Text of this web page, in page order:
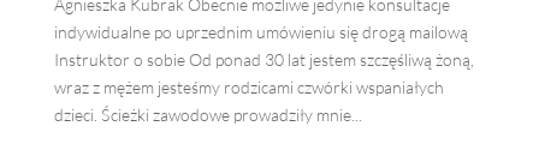
indywidualne po uprzednim umówieniu się drogą mailową
Instruktor o sobie Od ponad 30 lat jestem szczęśliwą żoną,
wraz z mężem jesteśmy rodzicami czwórki wspaniałych
dzieci. Ścieżki zawodowe prowadziły mnie...